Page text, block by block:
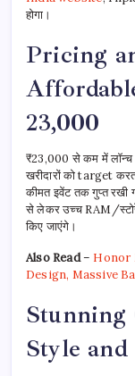
होगा।
Pricing
23,000
₹23,000 से कम में
खरीदारों को target
कीमत इवेंट तक गुप्त
से लेकर उच्च RAM/
किए जाएंगे।
Also Read– Honor
Design, Massive
Stunning
Style and